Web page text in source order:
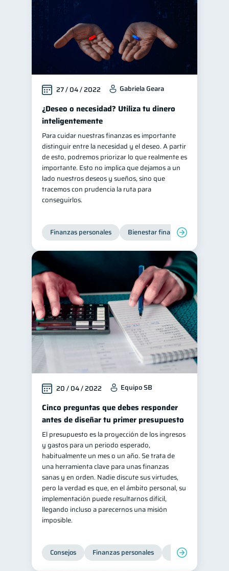
27 / 04 / 2022 Gabriela Geara
¿Deseo o necesidad? Utiliza tu dinero
inteligentemente
Para cuidar nuestras finanzas es importante
distinguir entre la necesidad y el deseo. A partir
de esto, podremos priorizar lo que realmente es
importante. Esto no implica que dejamos a un
lado nuestros deseos y sueños, sino que
tracemos con prudencia la ruta para
conseguirlos.
Finanzas personales Bienestar financiero
20 / 04 / 2022 Equipo SB
Cinco preguntas que debes responder
antes de diseñar tu primer presupuesto
El presupuesto es la proyección de los ingresos
y gastos para un periodo esperado,
habitualmente un mes o un año. Se trata de
una herramienta clave para unas finanzas
sanas y en orden. Nadie discute sus virtudes,
pero la verdad es que, en el ámbito personal, su
implementación puede resultarnos difícil,
llegando incluso a parecernos una misión
imposible.
Consejos Finanzas personales Educación